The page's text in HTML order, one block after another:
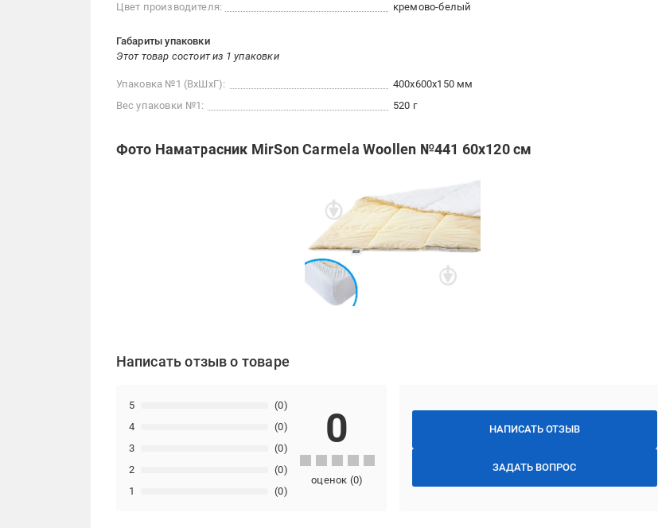
Цвет производителя:
кремово-белый
Габариты упаковки
Этот товар состоит из 1 упаковки
Упаковка №1 (ВхШхГ):
400x600x150 мм
Вес упаковки №1:
520 г
Фото Наматрасник MirSon Carmela Woollen №441 60x120 см
Написать отзыв о товаре
НАПИСАТЬ ОТЗЫВ
ЗАДАТЬ ВОПРОС
1 (0)
2 (0)
3 (0)
4 (0)
5 (0)
0
оценок (0)